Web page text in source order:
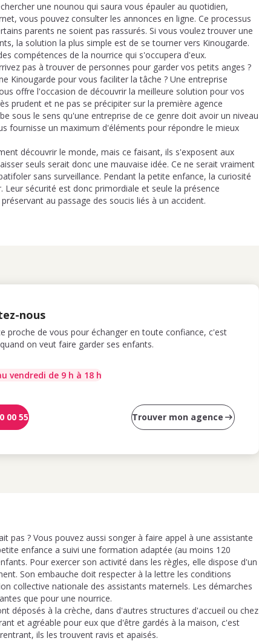
une nounou qui saura vous épauler au quotidien,
vous pouvez consulter les annonces en ligne. Ce processus
parents ne soient pas rassurés. Si vous voulez trouver une
la solution la plus simple est de se tourner vers Kinougarde.
compétences de la nourrice qui s'occupera d'eux.
pas à trouver de personnes pour garder vos petits anges ?
Kinougarde pour vous faciliter la tâche ? Une entreprise
offre l'occasion de découvrir la meilleure solution pour vos
prudent et ne pas se précipiter sur la première agence
sous le sens qu'une entreprise de ce genre doit avoir un niveau
fournisse un maximum d'éléments pour répondre le mieux
découvrir le monde, mais ce faisant, ils s'exposent aux
seuls serait donc une mauvaise idée. Ce ne serait vraiment
sans surveillance. Pendant la petite enfance, la curiosité
sécurité est donc primordiale et seule la présence
au passage des soucis liés à un accident.
nous
proche de vous pour échanger en toute confiance, c'est
on veut faire garder ses enfants.
vendredi de 9 h à 18 h
00 55 Trouver mon agence
pas ? Vous pouvez aussi songer à faire appel à une assistante
enfance a suivi une formation adaptée (au moins 120
Pour exercer son activité dans les règles, elle dispose d'un
Son embauche doit respecter à la lettre les conditions
collective nationale des assistants maternels. Les démarches
que pour une nourrice.
déposés à la crèche, dans d'autres structures d'accueil ou chez
et agréable pour eux que d'être gardés à la maison, c'est
ils les trouvent ravis et apaisés.